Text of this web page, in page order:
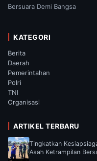
Bersuara Demi Bangsa
KATEGORI
Berita
Daerah
Pemerintahan
Polri
TNI
Organisasi
ARTIKEL TERBARU
Tingkatkan
Asah Ketrampilan